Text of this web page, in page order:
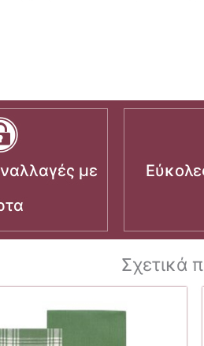
με
Σχετικά